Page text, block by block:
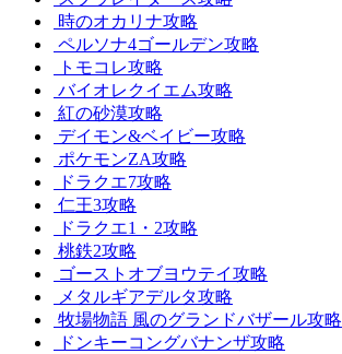
時のオカリナ攻略
ペルソナ4ゴールデン攻略
トモコレ攻略
バイオレクイエム攻略
紅の砂漠攻略
デイモン&ベイビー攻略
ポケモンZA攻略
ドラクエ7攻略
仁王3攻略
ドラクエ1・2攻略
桃鉄2攻略
ゴーストオブヨウテイ攻略
メタルギアデルタ攻略
牧場物語 風のグランドバザール攻略
ドンキーコングバナンザ攻略